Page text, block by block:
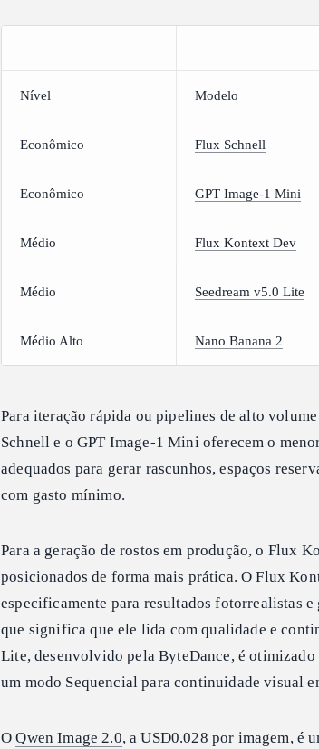
Nível Modelo
Econômico Flux Schnell
Econômico GPT Image-1 Mini
Médio Flux Kontext Dev
Médio Seedream v5.0 Lite
Médio Alto Nano Banana 2
Para iteração rápida ou pipelines de alto
Schnell e o GPT Image-1 Mini oferecem o
adequados para gerar rascunhos, espaços
com gasto mínimo.
Para a geração de rostos em produção, o Flux
posicionados de forma mais prática. O Flux
especificamente para resultados fotorrealistas
que significa que ele lida com qualidade e
Lite, desenvolvido pela ByteDance, é
um modo Sequencial para continuidade visual
OQwen Image 2.0, a USD0.028 por imagem, é